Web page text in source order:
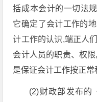
括成本会计的一切法
它确定了会计工作的
计工作的认识,端正人
会计人员的职责、权
是保证会计工作按正常
(2)财政部发布的